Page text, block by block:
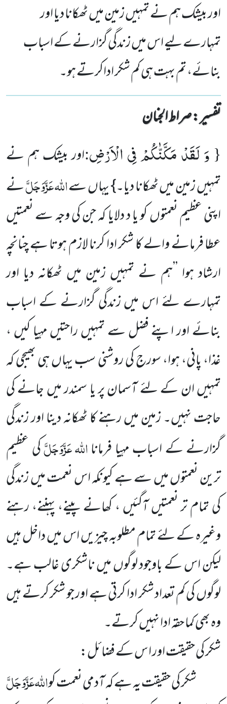
اور بیشک ہم نے تمہیں زمین میں ٹھکانا دیا اور
تمہارے لیے اس میں زندگی گزارنے کے اسباب
بنائے، تم بہت ہی کم شکر اداکرتے ہو۔
تفسیر : ‎صراط الجنان
{ وَ لَقَدْ مَكَّنّٰكُمْ فِی الْاَرْضِ:اور بیشک ہم نے
تمہیں زمین میں ٹھکانا دیا۔} یہاں سےاللہعَزَّوَجَلَّنے
اپنی عظیم نعمتوں کو یا د دلایا کہ جن کی وجہ سے نعمتیں
عطا فرمانے والے کا شکر ادا کرنا لازم ہوتا ہے چنانچہ
ارشاد ہوا ’’ہم نے تمہیں زمین میں ٹھکانہ دیا اور
تمہارے لئے اس میں زندگی گزارنے کے اسباب
بنائے اور اپنے فضل سے تمہیں راحتیں مہیا کیں ،
غذا، پانی، ہوا، سورج کی روشنی سب یہاں ہی بھیجی کہ
تمہیں ان کے لئے آسمان پر یا سمندر میں جانے کی
حاجت نہیں۔ زمین میں رہنے کا ٹھکانہ دینا اور زندگی
گزارنے کے اسباب مہیا فرمانااللہعَزَّوَجَلَّکی عظیم
ترین نعمتوں میں سے ہے کیونکہ اس نعمت میں زندگی
کی تمام تر نعمتیں آگئیں ، کھانے پینے، پہننے، رہنے
وغیرہ کے لئے تمام مطلوبہ چیزیں اس میں داخل ہیں
لیکن اس کے باوجود لوگوں میں ناشکری غالب ہے۔
لوگوں کی کم تعداد شکر ادا کرتی ہے اور جو شکر کرتے ہیں
وہ بھی کما حقہ ادا نہیں کرتے۔
شکر کی حقیقت اور ا س کے فضائل:
شکر کی حقیقت یہ ہے کہ آدمی نعمت کواللہعَزَّوَجَلَّ